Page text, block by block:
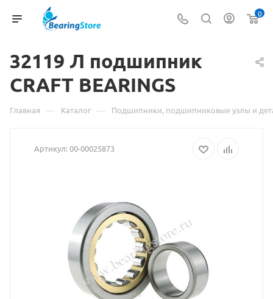
0
32119 Л подшипник
CRAFT Материал
о
32119
подшипник
CRAFT
BEARINGS
взят
BEARINGS
Главная — Каталог — Подшипники, подшипниковые узлы и
Артикул:00-00025873